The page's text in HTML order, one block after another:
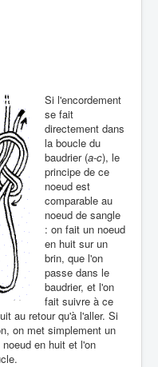
Si l'encordement
se fait
directement dans
la boucle du
baudrier (a-c), le
principe de ce
noeud est
comparable au
noeud de sangle
: on fait un noeud
en huit sur un
brin, que l'on
passe dans le
baudrier, et l'on
fait suivre à ce
au retour qu'à l'aller. Si
on met simplement un
en huit et l'on